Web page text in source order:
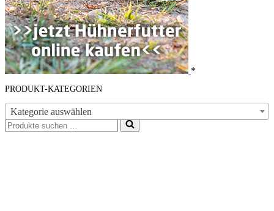
*
PRODUKT-KATEGORIEN
Kategorie auswählen
Suchen
nach …